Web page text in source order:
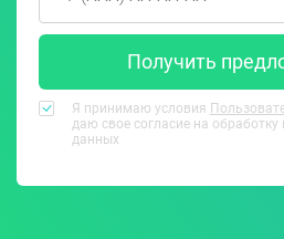
Получить
Я принимаю условия
даю свое согласие на
данных